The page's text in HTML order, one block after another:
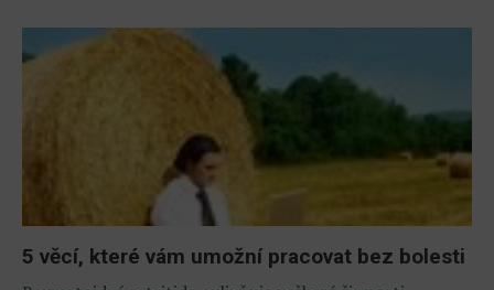
5 věcí, které vám umožní pracovat bez bolesti